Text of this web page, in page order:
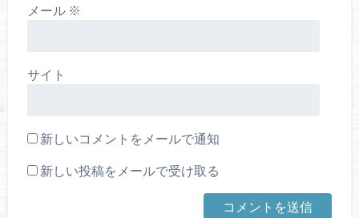
メール ※
サイト
新しいコメントをメールで通知
新しい投稿をメールで受け取る